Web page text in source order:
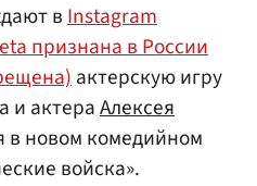
вInstagram
признана в России
актерскую игру
и актераАлексея
в новом комедийном
войска».